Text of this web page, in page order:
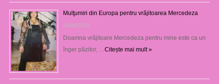
Mulţumiri din Europa pentru vrăjitoarea Mercedeza
09/08/2026
Doamna vrăjitoare Mercedeza pentru mine este ca un
înger păzitor, …Citește mai mult »